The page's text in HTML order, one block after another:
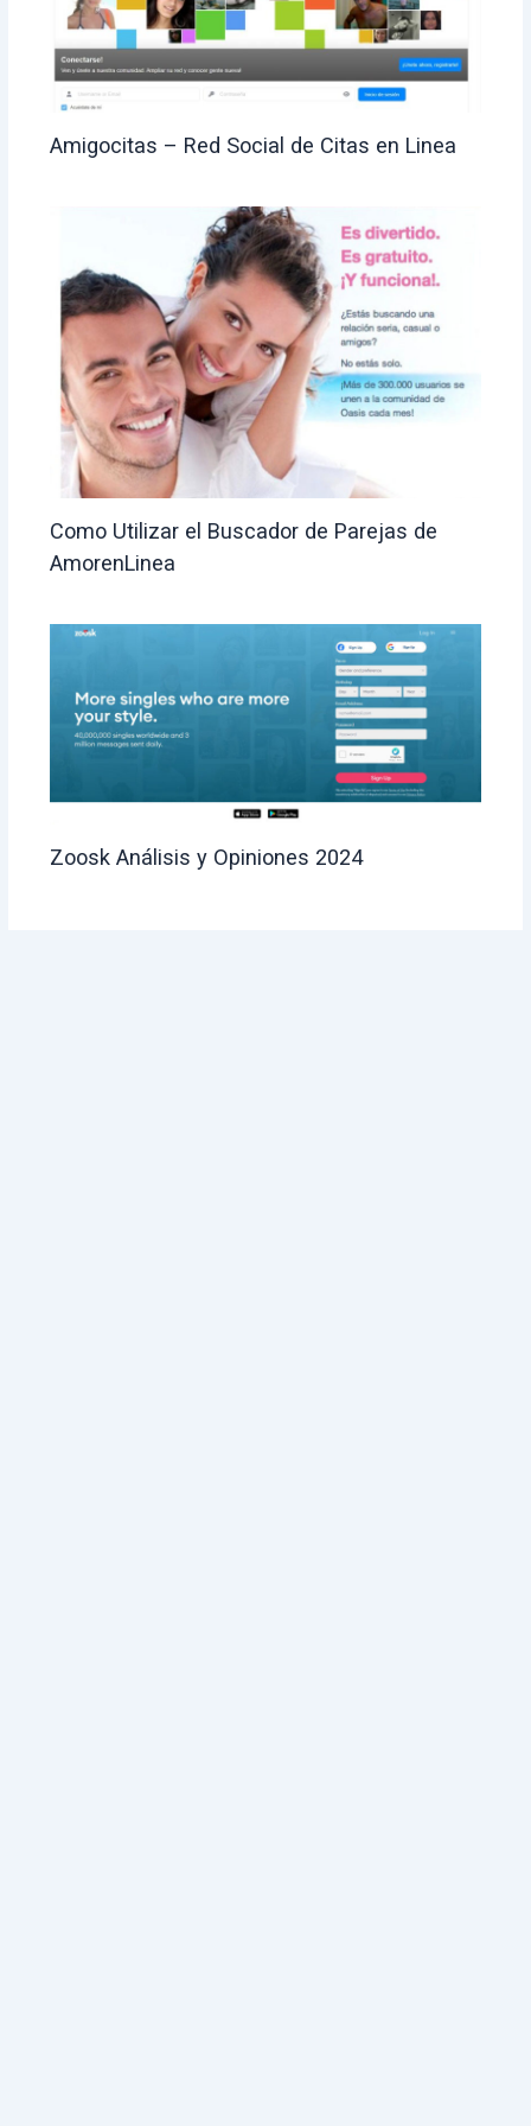
Amigocitas – Red Social de Citas en Linea
Como Utilizar el Buscador de Parejas de
AmorenLinea
Zoosk Análisis y Opiniones 2024